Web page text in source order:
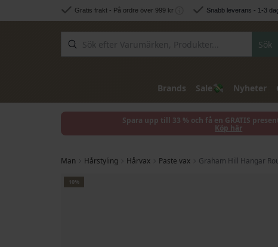
Hoppa till innehålletGratis frakt - På ordre över 999 kr Snabb leverans - 1-3
Sök
Brands Sale💸 Nyheter
Spara upp till 33 % och få en GRATIS
Köp här
Man Hårstyling Hårvax Paste vax Graham Hill Hangar
Hoppa till slutet av bildgalleriet
10%